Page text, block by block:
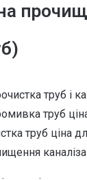
труб і
труб
труб ціна